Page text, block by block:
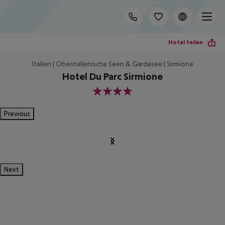
Hotel teilen
Italien | Oberitalienische Seen & Gardasee | Sirmione
Hotel Du Parc Sirmione
4
Previous
Next